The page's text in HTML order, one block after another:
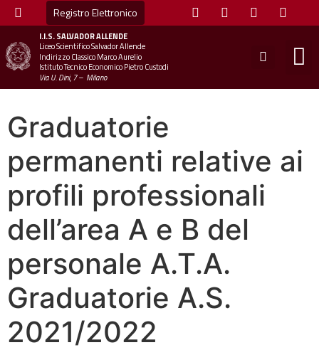
Registro Elettronico
I.I.S.SALVADOR ALLENDE
Liceo Scientifico Salvador Allende
Indirizzo Classico Marco Aurelio
Istituto Tecnico Economico Pietro Custodi
Via U. Dini, 7 – Milano
Graduatorie
permanenti relative ai
profili professionali
dell’area A e B del
personale A.T.A.
Graduatorie A.S.
2021/2022